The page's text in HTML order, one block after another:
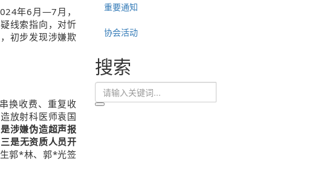
年6月—7月，
线索指向，对忻
初步发现涉嫌欺
换收费、重复收
放射科医师袁国
涉嫌伪造超声报
三是无资质人员开
郭*林、郭*光签
重要通知
协会活动
搜索